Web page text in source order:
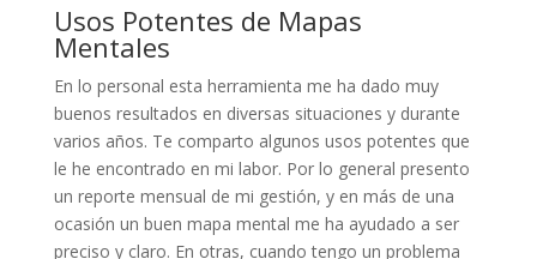
Usos Potentes de Mapas
Mentales
En lo personal esta herramienta me ha dado muy
buenos resultados en diversas situaciones y durante
varios años. Te comparto algunos usos potentes que
le he encontrado en mi labor. Por lo general presento
un reporte mensual de mi gestión, y en más de una
ocasión un buen mapa mental me ha ayudado a ser
preciso y claro. En otras, cuando tengo un problema